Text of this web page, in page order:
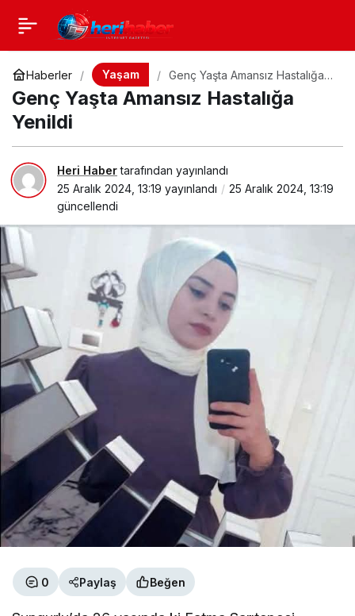
Haberler Yaşam
Genç Yaşta Amansız Hastalığa
Genç Yaşta Amansız Hastalığa
Yenildi
Heri Habertarafından yayınlandı
25 Aralık 2024, 13:19 yayınlandı
25 Aralık 2024, 13:19
güncellendi
0 Paylaş Beğen